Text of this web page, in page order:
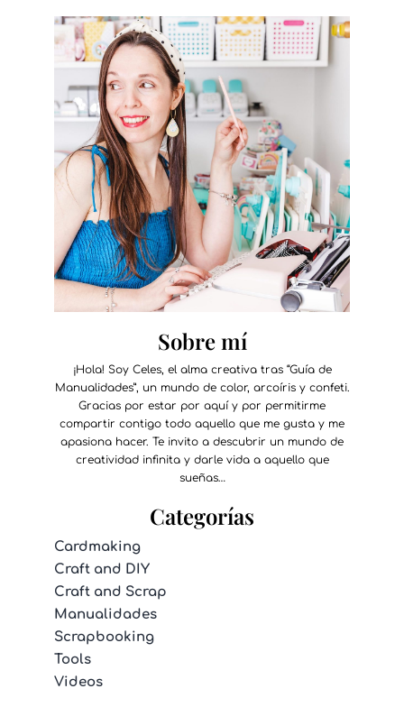
Sobre mí
¡Hola! Soy Celes, el alma creativa tras “Guía de
Manualidades”, un mundo de color, arcoíris y confeti.
Gracias por estar por aquí y por permitirme
compartir contigo todo aquello que me gusta y me
apasiona hacer. Te invito a descubrir un mundo de
creatividad infinita y darle vida a aquello que
sueñas…
Categorías
Cardmaking
Craft and DIY
Craft and Scrap
Manualidades
Scrapbooking
Tools
Videos